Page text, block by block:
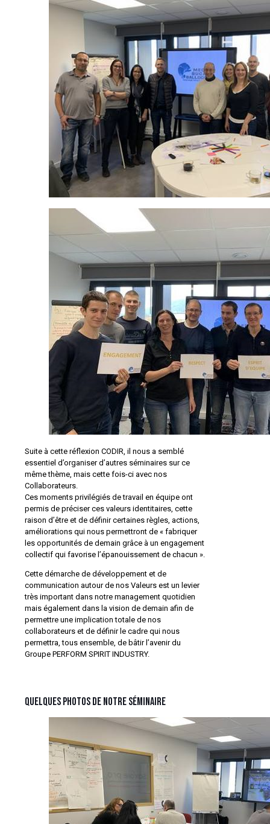
Suite à cette réflexion CODIR, il nous a semblé
essentiel d’organiser d’autres séminaires sur ce
même thème, mais cette fois-ci avec nos
Collaborateurs.
Ces moments privilégiés de travail en équipe ont
permis de préciser ces valeurs identitaires, cette
raison d’être et de définir certaines règles, actions,
améliorations qui nous permettront de « fabriquer
les opportunités de demain grâce à un engagement
collectif qui favorise l’épanouissement de chacun ».
Cette démarche de développement et de
communication autour de nos Valeurs est un levier
très important dans notre management quotidien
mais également dans la vision de demain afin de
permettre une implication totale de nos
collaborateurs et de définir le cadre qui nous
permettra, tous ensemble, de bâtir l’avenir du
Groupe PERFORM SPIRIT INDUSTRY.
Quelques photos de notre séminaire